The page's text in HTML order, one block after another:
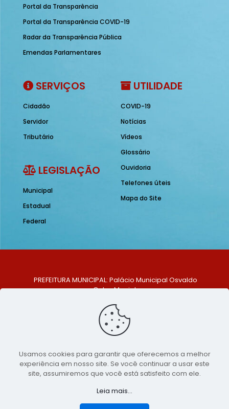
Portal da Transparência
Portal da Transparência COVID-19
Radar da Transparência Pública
Emendas Parlamentares
SERVIÇOS
Cidadão
Servidor
Tributário
LEGISLAÇÃO
Municipal
Estadual
Federal
UTILIDADE
COVID-19
Notícias
Vídeos
Glossário
Ouvidoria
Telefones úteis
Mapa do Site
PREFEITURA MUNICIPAL: Palácio Municipal Osvaldo
Celso Maciel
Centro, São Bento do Una - PE. CEP: 553370-128
TELEFONE: (81) 99548-1569
E-MAIL: ouvidoria@saobentodouna.pe.gov.br
Copyright 2021-2026 - Assessoria de Comunicação da
Prefeitura de São Bento do Una - PE
publicidadeLumusWeb - Agência Digital
Usamos cookies para garantir que oferecemos a melhor
experiência em nosso site. Se você continuar a usar este
site, assumiremos que você está satisfeito com ele.
Leia mais...